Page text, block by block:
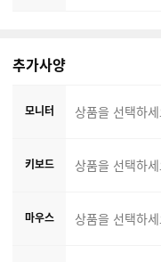
추가사양
모니터 상품을 선택하
키보드 상품을 선택하
마우스 상품을 선택하